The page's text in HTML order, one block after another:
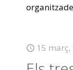
15 març,